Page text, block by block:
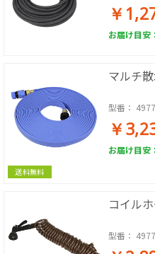
￥
お届け目安
送料無料
マルチ
型番：
￥
お届け目安
コイル
型番：